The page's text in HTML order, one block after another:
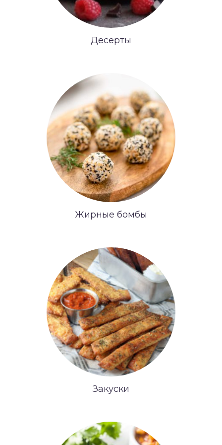
Десерты
Жирные бомбы
Закуски